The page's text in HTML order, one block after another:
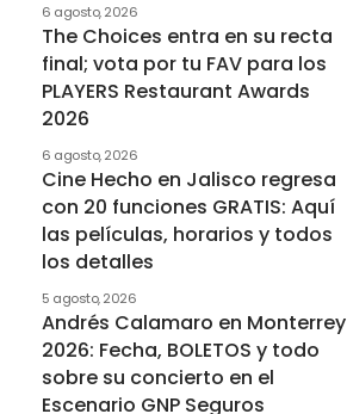
6 agosto, 2026
The Choices entra en su recta
final; vota por tu FAV para los
PLAYERS Restaurant Awards
2026
6 agosto, 2026
Cine Hecho en Jalisco regresa
con 20 funciones GRATIS: Aquí
las películas, horarios y todos
los detalles
5 agosto, 2026
Andrés Calamaro en Monterrey
2026: Fecha, BOLETOS y todo
sobre su concierto en el
Escenario GNP Seguros